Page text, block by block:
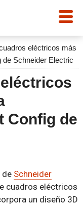
eléctricos más
de Schneider Electric
Config de
de Schneider
cuadros eléctricos
un diseño 3D